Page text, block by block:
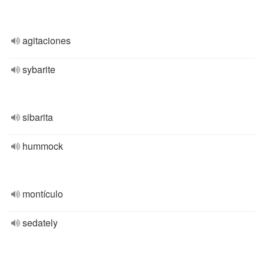
agitaciones
sybarite
sibarita
hummock
montículo
sedately